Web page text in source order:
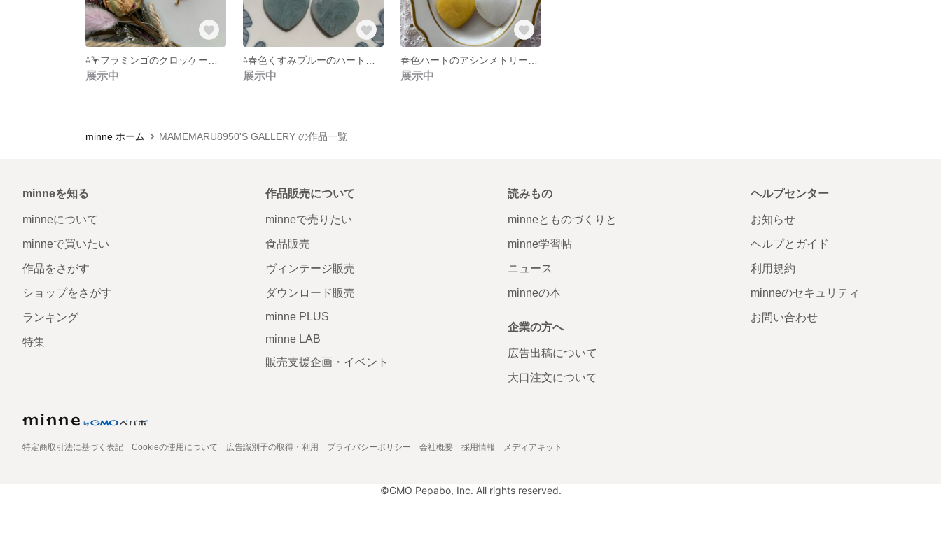
展示中 展示中 展示中
minne ホーム MAMEMARU8950'S GALLERY の作品一覧
minneを知る
minneについて
minneで買いたい
作品をさがす
ショップをさがす
ランキング
特集
作品販売について
minneで売りたい
食品販売
ヴィンテージ販売
ダウンロード販売
minne PLUS
minne LAB
販売支援企画・イベント
読みもの
minneとものづくりと
minne学習帖
ニュース
minneの本
企業の方へ
広告出稿について
大口注文について
ヘルプセンター
お知らせ
ヘルプとガイド
利用規約
minneのセキュリティ
お問い合わせ
特定商取引法に基づく表記 Cookieの使用について 広告識別子の取得・利用 プライバシーポリシー 会社概要 採用情報 メディアキット
©GMO Pepabo, Inc. All rights reserved.